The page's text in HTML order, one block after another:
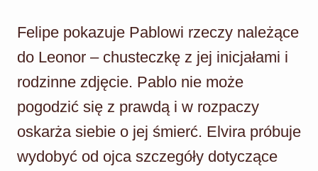
Felipe pokazuje Pablowi rzeczy należące
do Leonor – chusteczkę z jej inicjałami i
rodzinne zdjęcie. Pablo nie może
pogodzić się z prawdą i w rozpaczy
oskarża siebie o jej śmierć. Elvira próbuje
wydobyć od ojca szczegóły dotyczące